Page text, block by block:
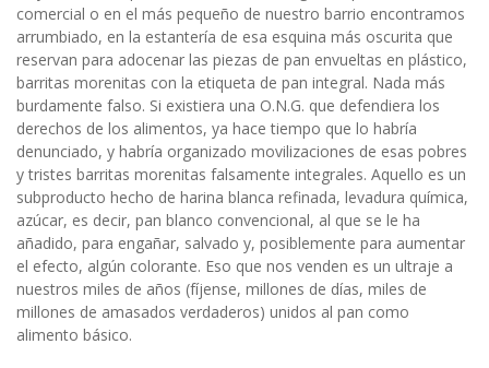
comercial o en el más pequeño de nuestro barrio encontramos
arrumbiado, en la estantería de esa esquina más oscurita que
reservan para adocenar las piezas de pan envueltas en plástico,
barritas morenitas con la etiqueta de pan integral. Nada más
burdamente falso. Si existiera una O.N.G. que defendiera los
derechos de los alimentos, ya hace tiempo que lo habría
denunciado, y habría organizado movilizaciones de esas pobres
y tristes barritas morenitas falsamente integrales. Aquello es un
subproducto hecho de harina blanca refinada, levadura química,
azúcar, es decir, pan blanco convencional, al que se le ha
añadido, para engañar, salvado y, posiblemente para aumentar
el efecto, algún colorante. Eso que nos venden es un ultraje a
nuestros miles de años (fíjense, millones de días, miles de
millones de amasados verdaderos) unidos al pan como
alimento básico.